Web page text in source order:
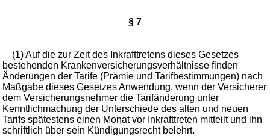
§ 7
(1) Auf die zur Zeit des Inkrafttretens dieses Gesetzes
bestehenden Krankenversicherungsverhältnisse finden
Änderungen der Tarife (Prämie und Tarifbestimmungen) nach
Maßgabe dieses Gesetzes Anwendung, wenn der Versicherer
dem Versicherungsnehmer die Tarifänderung unter
Kenntlichmachung der Unterschiede des alten und neuen
Tarifs spätestens einen Monat vor Inkrafttreten mitteilt und ihn
schriftlich über sein Kündigungsrecht belehrt.